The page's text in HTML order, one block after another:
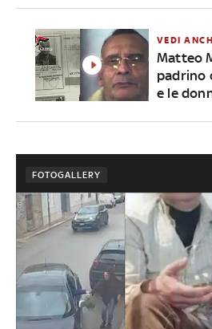
VEDI
Matteo
padrino
e le
FOTOGALLERY